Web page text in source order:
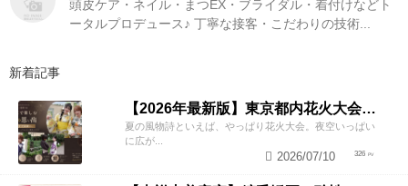
頭皮ケア・ネイル・まつEX・ブライダル・着付けなどト
ータルプロデュース♪ 丁寧な接客・こだわりの技術...
新着記事
【2026年最新版】東京都内花火大会まとめ｜浴衣着付け・ヘアセットならZESTへ
夏の風物詩といえば、やっぱり花火大会。夜空いっぱい
に広が...
326
2026/07/10